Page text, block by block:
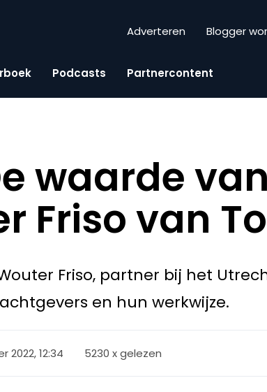
Adverteren Blogger
Podcasts Partnercontent
waarde
Friso van
Friso, partner bij het
en hun werkwijze.
2022, 12:34 5230 x gelezen